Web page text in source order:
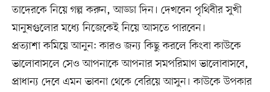
তাদেরকে নিয়ে গল্প করুন, আড্ডা দিন। দেখবেন পৃথিবীর সুখী
মানুষগুলোর মধ্যে নিজেকেই নিয়ে আসতে পারবেন।
প্রত্যাশা কমিয়ে আনুন: কারও জন্য কিছু করলে কিংবা কাউকে
ভালোবাসলে সেও আপনাকে আপনার সমপরিমাণ ভালোবাসবে,
প্রাধান্য দেবে এমন ভাবনা থেকে বেরিয়ে আসুন। কাউকে উপকার